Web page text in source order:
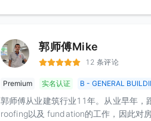
郭师傅Mike
12 条评论
Premium 实名认证 B - GENERAL
郭师傅从业建筑行业11年。从业早年，
roofing以及 fundation的工作，因此对